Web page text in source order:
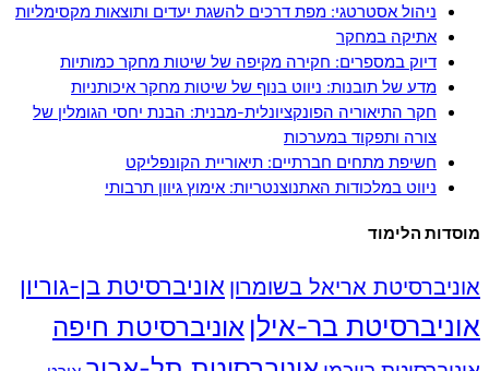
ניהול אסטרטגי: מפת דרכים להשגת יעדים ותוצאות מקסימליות
אתיקה במחקר
דיוק במספרים: חקירה מקיפה של שיטות מחקר כמותיות
מדע של תובנות: ניווט בנוף של שיטות מחקר איכותניות
חקר התיאוריה הפונקציונלית-מבנית: הבנת יחסי הגומלין של
צורה ותפקוד במערכות
חשיפת מתחים חברתיים: תיאוריית הקונפליקט
ניווט במלכודות האתנוצנטריות: אימוץ גיוון תרבותי
מוסדות הלימוד
אוניברסיטת אריאל בשומרון אוניברסיטת בן-גוריון
אוניברסיטת בר-אילן אוניברסיטת חיפה